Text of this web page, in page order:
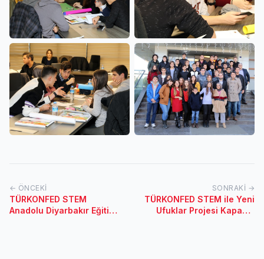
← ÖNCEKI
TÜRKONFED STEM
Anadolu Diyarbakır Eğitimi
SONRAKI →
TÜRKONFED STEM ile Yeni
Ufuklar Projesi Kapanış